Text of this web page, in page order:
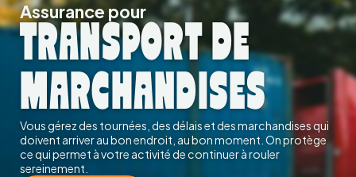
Assurance pour
TRANSPORT DE
MARCHANDISES
Vous gérez des tournées, des délais et des marchandises qui
doivent arriver au bon endroit, au bon moment. On protège
ce qui permet à votre activité de continuer à rouler
sereinement.